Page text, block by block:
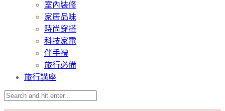
室內裝修
家居品味
時尚穿搭
科技家電
伴手禮
旅行必備
旅行講座